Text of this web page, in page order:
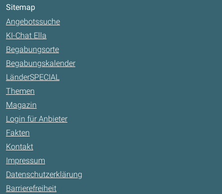
Sitemap
Angebotssuche
KI-Chat Ella
Begabungsorte
Begabungskalender
LänderSPECIAL
Themen
Magazin
Login für Anbieter
Fakten
Kontakt
Impressum
Datenschutzerklärung
Barrierefreiheit